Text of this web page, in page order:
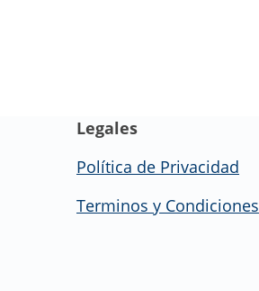
Legales
Política de Privacidad
Terminos y Condiciones